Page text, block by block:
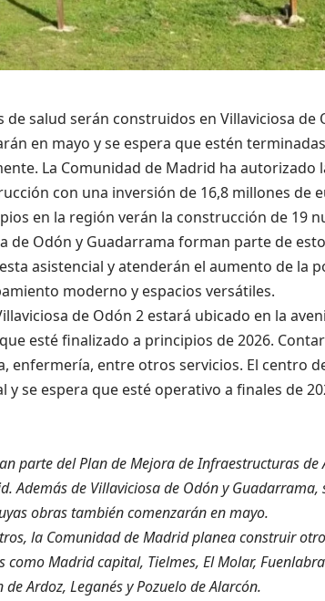
de salud serán construidos en Villaviciosa de
en mayo y se espera que estén
La Comunidad de Madrid ha autorizado
con una inversión de 16,8 millones de
en la región verán la construcción de 19
de Odón y Guadarrama forman parte de
asistencial y atenderán el aumento de la
moderno y espacios versátiles.
de Odón 2 estará ubicado en la
esté finalizado a principios de 2026.
enfermería, entre otros servicios. El centro
y se espera que esté operativo a finales de
parte del Plan de Mejora de Infraestructuras
Además de Villaviciosa de Odón y Guadarrama,
obras también comenzarán en mayo.
la Comunidad de Madrid planea construir
como Madrid capital, Tielmes, El Molar,
de Ardoz, Leganés y Pozuelo de Alarcón.